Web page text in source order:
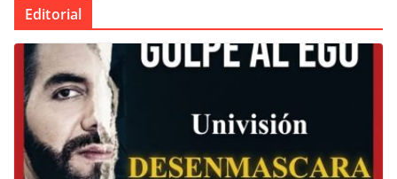
Editorial